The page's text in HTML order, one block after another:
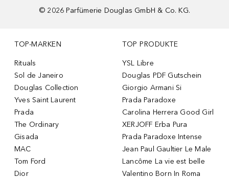
© 2026 Parfümerie Douglas GmbH & Co. KG.
TOP-MARKEN
Rituals
Sol de Janeiro
Douglas Collection
Yves Saint Laurent
Prada
The Ordinary
Gisada
MAC
Tom Ford
Dior
TOP PRODUKTE
YSL Libre
Douglas PDF Gutschein
Giorgio Armani Si
Prada Paradoxe
Carolina Herrera Good Girl
XERJOFF Erba Pura
Prada Paradoxe Intense
Jean Paul Gaultier Le Male
Lancôme La vie est belle
Valentino Born In Roma